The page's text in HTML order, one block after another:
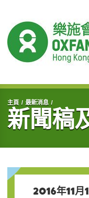
開始主要內容
主頁 最新消息
新聞稿
2016年11月